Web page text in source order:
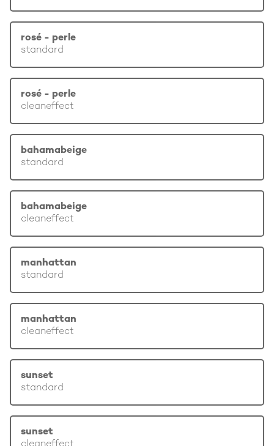
rosé - perle
standard
rosé - perle
cleaneffect
bahamabeige
standard
bahamabeige
cleaneffect
manhattan
standard
manhattan
cleaneffect
sunset
standard
sunset